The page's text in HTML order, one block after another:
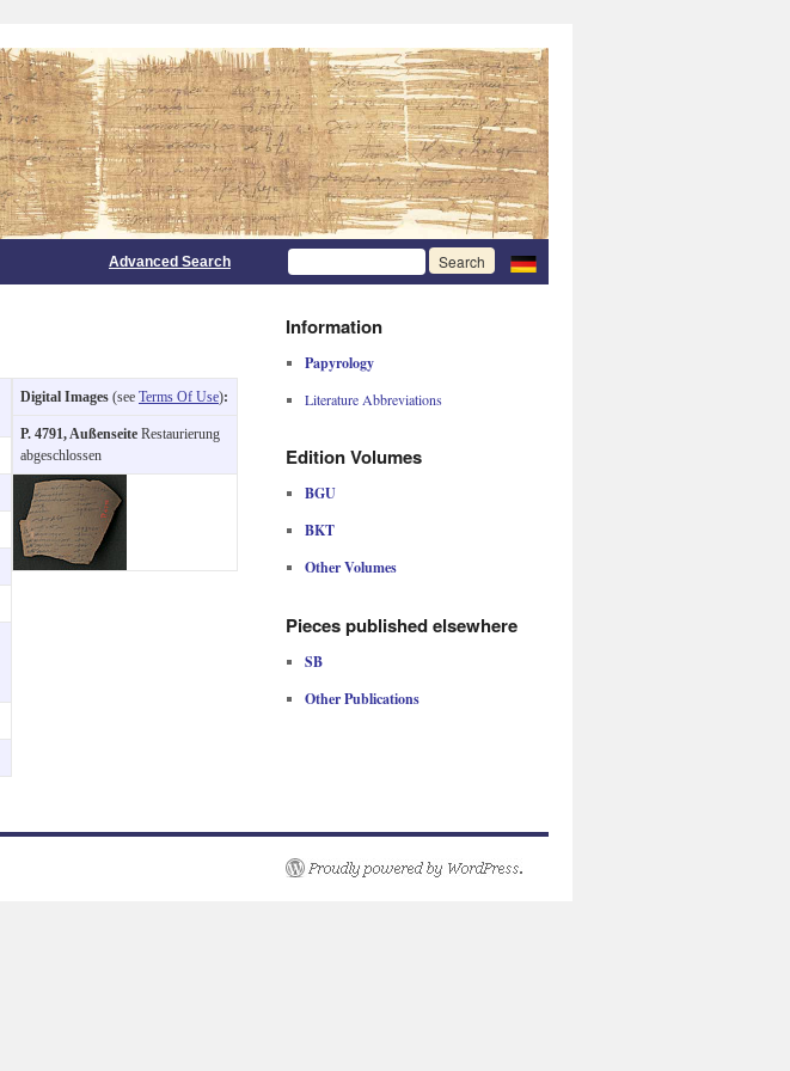
Advanced Search
Digital Images (see Terms Of Use):
P. 4791, Außenseite Restaurierung
abgeschlossen
Information
Papyrology
Literature Abbreviations
Edition Volumes
BGU
BKT
Other Volumes
Pieces published elsewhere
SB
Other Publications